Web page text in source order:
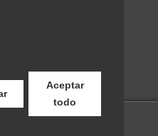
Aceptar
todo